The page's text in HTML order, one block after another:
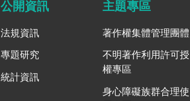
公開資訊
法規資訊
專題研究
統計資訊
主題專區
著作權集體管理團體
不明著作利用許可授
權專區
身心障礙族群合理使